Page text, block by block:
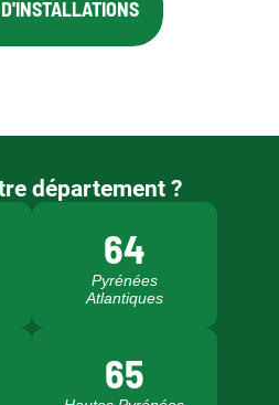
département ?
64
Pyrénées
Atlantiques
65